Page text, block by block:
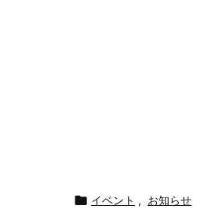
 イベント , お知らせ